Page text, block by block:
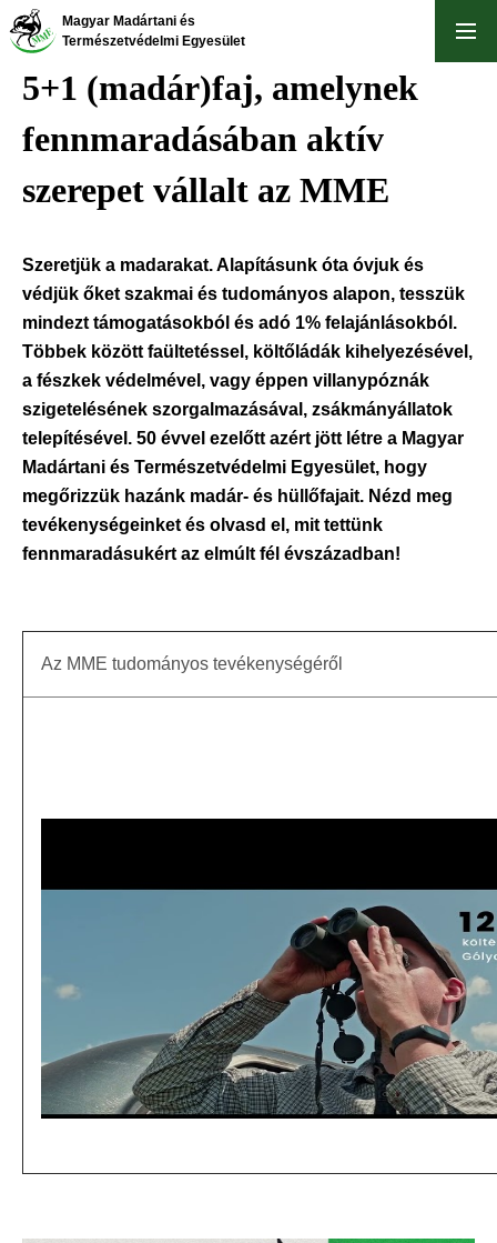
Ugrás
Magyar Madártani és
Természetvédelmi Egyesület
5+1 (madár)faj, amelynek
fennmaradásában aktív
szerepet vállalt az MME
Szeretjük a madarakat. Alapításunk óta óvjuk és
védjük őket szakmai és tudományos alapon, tesszük
mindezt támogatásokból és adó 1% felajánlásokból.
Többek között faültetéssel, költőládák kihelyezésével,
a fészkek védelmével, vagy éppen villanypóznák
szigetelésének szorgalmazásával, zsákmányállatok
telepítésével. 50 évvel ezelőtt azért jött létre a Magyar
Madártani és Természetvédelmi Egyesület, hogy
megőrizzük hazánk madár- és hüllőfajait. Nézd meg
tevékenységeinket és olvasd el, mit tettünk
fennmaradásukért az elmúlt fél évszázadban!
Az MME tudományos tevékenységéről